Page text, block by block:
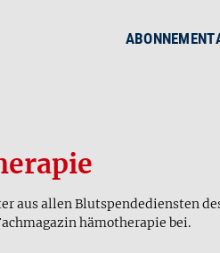
ABONNEMENT
aus allen Blutspendediensten
hämotherapie bei.